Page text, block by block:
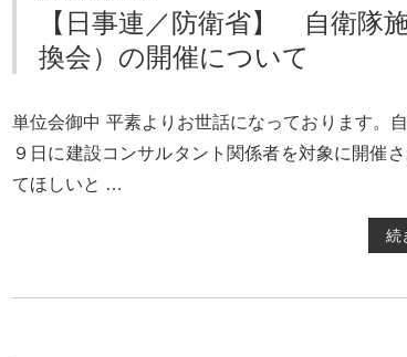
【日事連／防衛省】 自衛隊
換会）の開催について
単位会御中 平素よりお世話になっております。
９日に建設コンサルタント関係者を対象に開催
てほしいと …
続